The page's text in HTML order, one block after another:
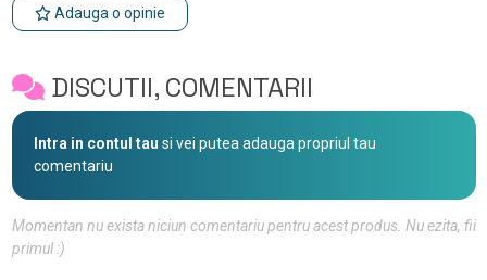
Adauga o opinie
DISCUTII, COMENTARII
Intra in contul tau si vei putea adauga propriul tau
comentariu
Momentan nu exista niciun comentariu pentru acest produs. Nu ezita, fii
primul :)